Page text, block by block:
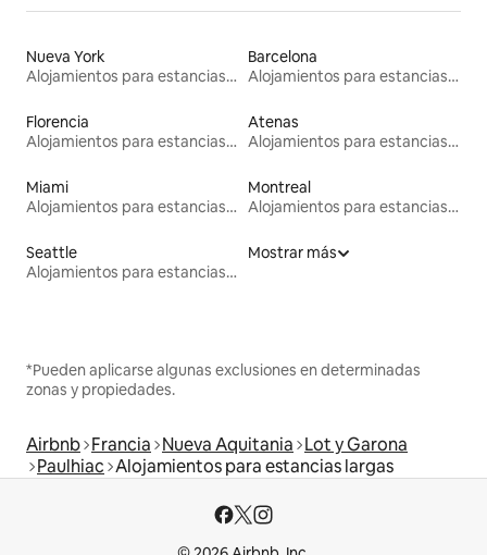
Nueva York
Alojamientos para estancias largas
Barcelona
Alojamientos para estancias largas
Florencia
Alojamientos para estancias largas
Atenas
Alojamientos para estancias largas
Miami
Alojamientos para estancias largas
Montreal
Alojamientos para estancias largas
Seattle
Alojamientos para estancias largas
Mostrar más
*Pueden aplicarse algunas exclusiones en determinadas
zonas y propiedades.
Airbnb Francia Nueva Aquitania Lot y Garona
Paulhiac Alojamientos para estancias largas